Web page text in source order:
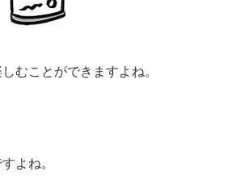
むことができますよね。
よね。